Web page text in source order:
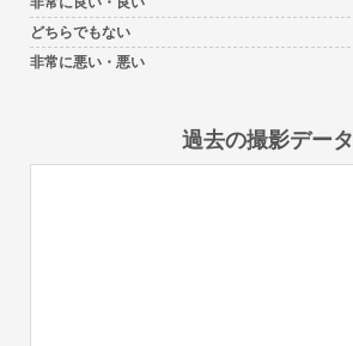
どちらでもない
非常に悪い・悪い
過去の撮影データ